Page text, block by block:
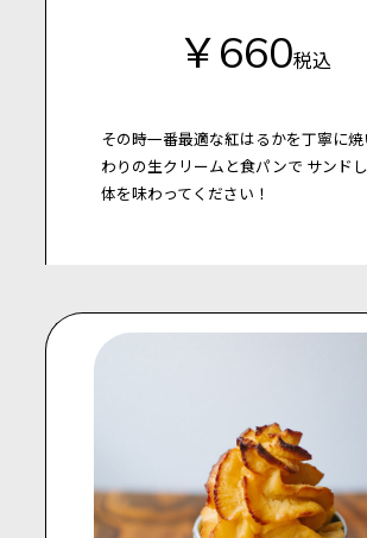
￥660税込
その時一番最適な紅はるかを丁寧に焼
わりの生クリームと食パンで サンド
体を味わってください！